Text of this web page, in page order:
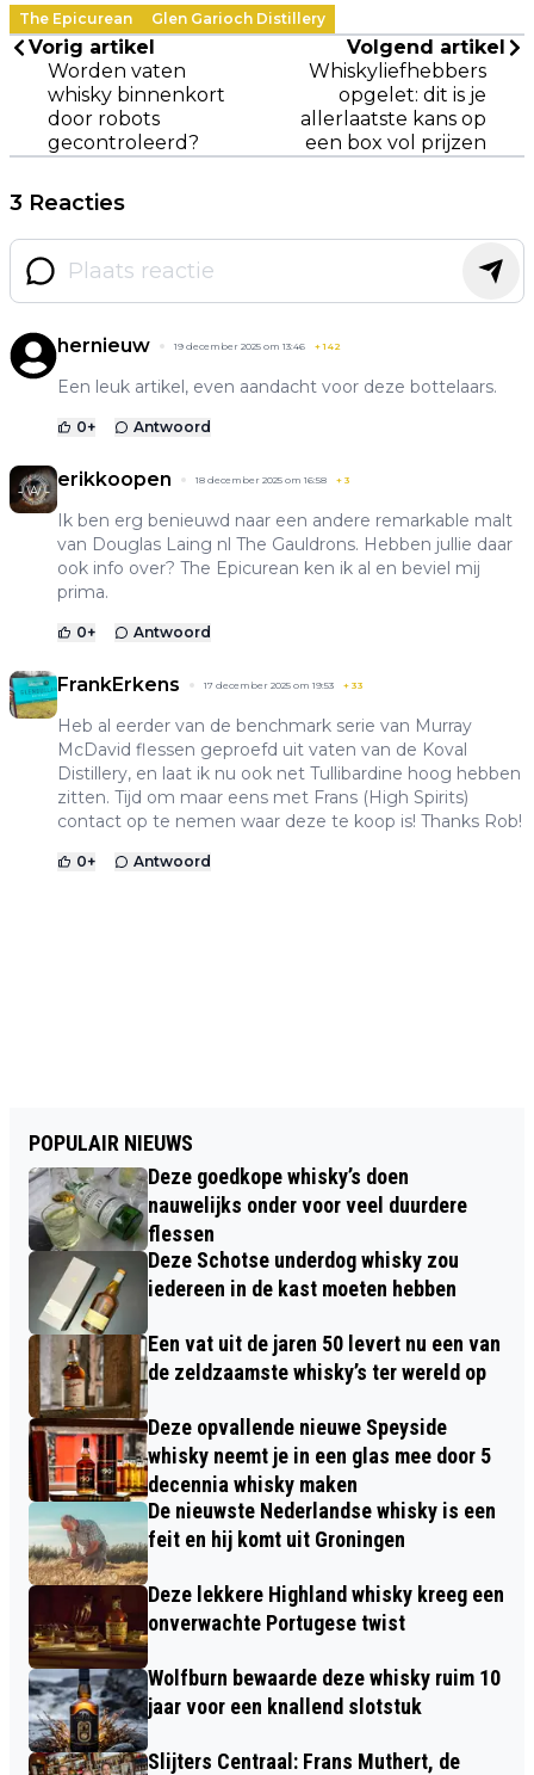
The Epicurean Glen Garioch Distillery
Vorig artikel
Worden vaten
whisky binnenkort
door robots
gecontroleerd?
Volgend artikel
Whiskyliefhebbers
opgelet: dit is je
allerlaatste kans op
een box vol prijzen
3 Reacties
hernieuw 19 december 2025 om 13:46 +142
Een leuk artikel, even aandacht voor deze bottelaars.
0+ Antwoord
erikkoopen 18 december 2025 om 16:58 + 3
Ik ben erg benieuwd naar een andere remarkable malt
van Douglas Laing nl The Gauldrons. Hebben jullie daar
ook info over? The Epicurean ken ik al en beviel mij
prima.
0+ Antwoord
FrankErkens 17 december 2025 om 19:53 + 33
Heb al eerder van de benchmark serie van Murray
McDavid flessen geproefd uit vaten van de Koval
Distillery, en laat ik nu ook net Tullibardine hoog hebben
zitten. Tijd om maar eens met Frans (High Spirits)
contact op te nemen waar deze te koop is! Thanks Rob!
0+ Antwoord
POPULAIR NIEUWS
Deze goedkope whisky’s doen
nauwelijks onder voor veel duurdere
flessen
Deze Schotse underdog whisky zou
iedereen in de kast moeten hebben
Een vat uit de jaren 50 levert nu een van
de zeldzaamste whisky’s ter wereld op
Deze opvallende nieuwe Speyside
whisky neemt je in een glas mee door 5
decennia whisky maken
De nieuwste Nederlandse whisky is een
feit en hij komt uit Groningen
Deze lekkere Highland whisky kreeg een
onverwachte Portugese twist
Wolfburn bewaarde deze whisky ruim 10
jaar voor een knallend slotstuk
Slijters Centraal: Frans Muthert, de